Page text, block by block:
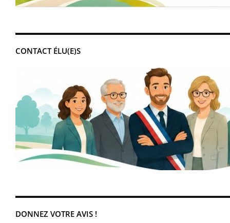
CONTACT ÉLU(E)S
DONNEZ VOTRE AVIS !